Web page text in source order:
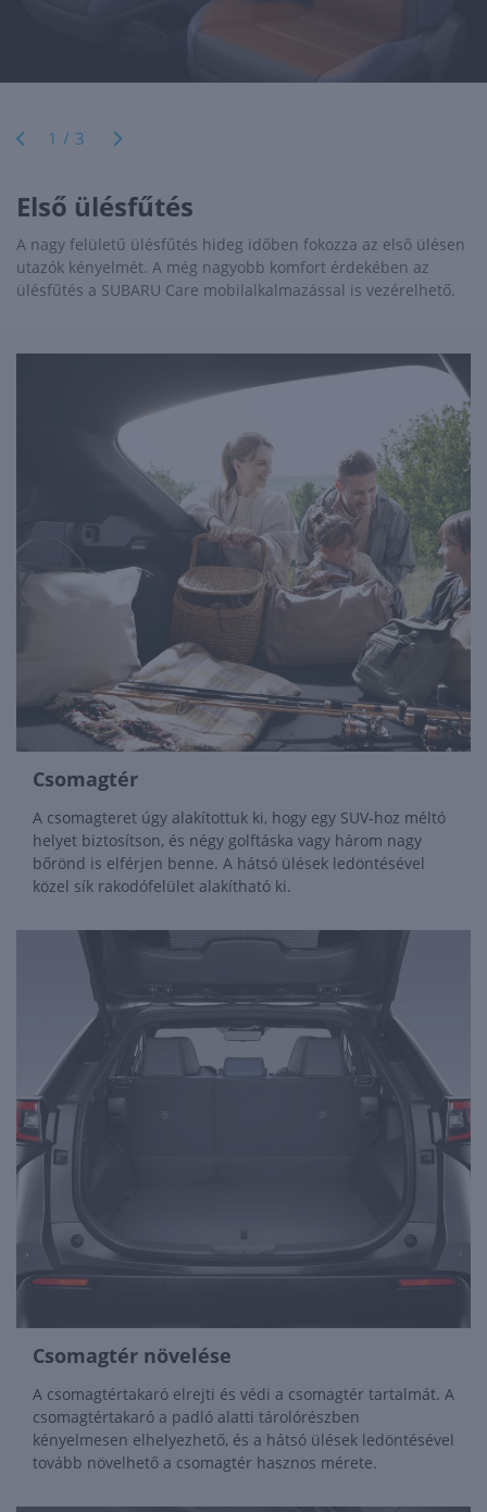
1/3
Első ülésfűtés
A nagy felületű ülésfűtés hideg időben fokozza az első ülésen
utazók kényelmét. A még nagyobb komfort érdekében az
ülésfűtés a SUBARU Care mobilalkalmazással is vezérelhető.
Csomagtér
A csomagteret úgy alakítottuk ki, hogy egy SUV-hoz méltó
helyet biztosítson, és négy golftáska vagy három nagy
bőrönd is elférjen benne. A hátsó ülések ledöntésével
közel sík rakodófelület alakítható ki.
Csomagtér növelése
A csomagtértakaró elrejti és védi a csomagtér tartalmát. A
csomagtértakaró a padló alatti tárolórészben
kényelmesen elhelyezhető, és a hátsó ülések ledöntésével
tovább növelhető a csomagtér hasznos mérete.